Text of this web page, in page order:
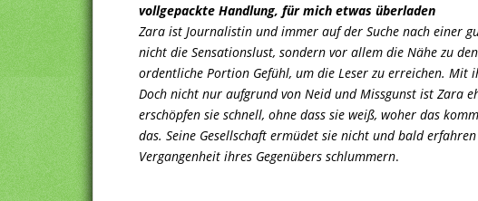
vollgepackte Handlung, für mich etwas überladen
Zara ist Journalistin und immer auf der Suche nach einer
nicht die Sensationslust, sondern vor allem die Nähe zu
ordentliche Portion Gefühl, um die Leser zu erreichen.
Doch nicht nur aufgrund von Neid und Missgunst ist Zara
erschöpfen sie schnell, ohne dass sie weiß, woher das
das. Seine Gesellschaft ermüdet sie nicht und bald
Vergangenheit ihres Gegenübers schlummern.